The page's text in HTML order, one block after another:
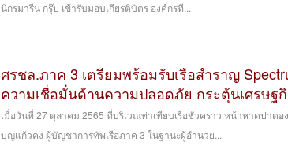
นิกรมารีน กรุ๊ป เข้ารับมอบเกียรติบัตร องค์กรที...
ศรชล.ภาค 3 เตรียมพร้อมรับเรือสำราญ
ความเชื่อมั่นด้านความปลอดภัย กระตุ้นเศรษฐ
เมื่อวันที่ 27 ตุลาคม 2565 ที่บริเวณท่าเทียบเรือชั่วคราว หน้าหาดป่าตอ
บุญแก้วคง ผู้บัญชาการทัพเรือภาค 3 ในฐานะผู้อำนวย...